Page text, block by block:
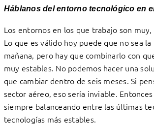
Háblanos del entorno tecnológico en
Los entornos en los que trabajo son
Lo que es válido hoy puede que no sea
mañana, pero hay que combinarlo con
muy estables. No podemos hacer una
que cambiar dentro de seis meses. Si
sector aéreo, eso sería inviable.
siempre balanceando entre las últimas
tecnologías más estables.